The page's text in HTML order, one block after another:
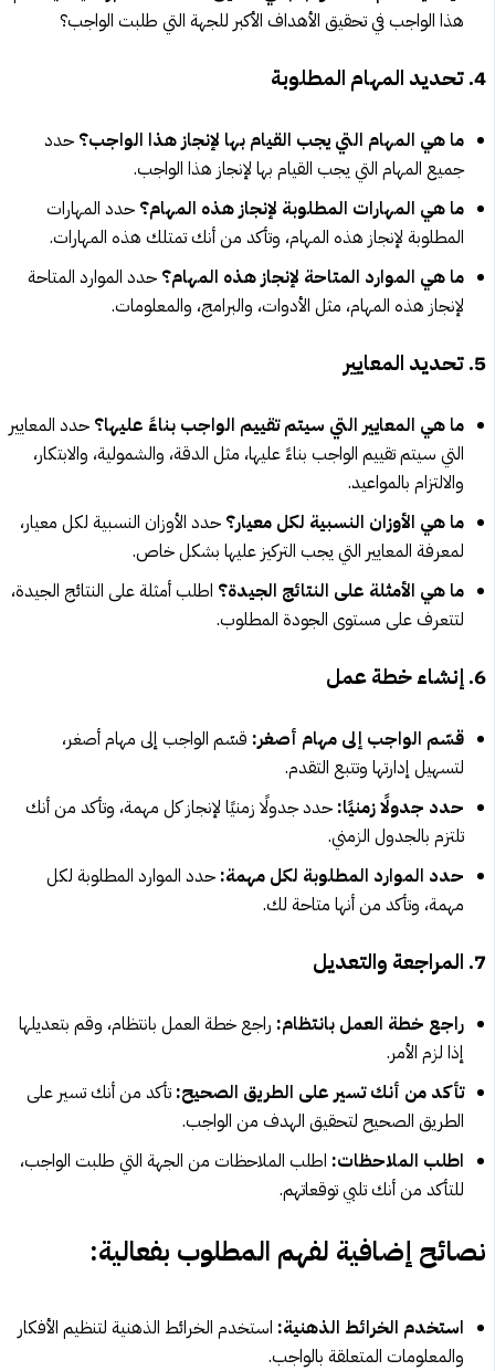
هذا الواجب في تحقيق الأهداف الأكبر للجهة التي طلبت الواجب؟
4. تحديد المهام المطلوبة
ما هي المهام التي يجب القيام بها لإنجاز هذا الواجب؟ حدد
جميع المهام التي يجب القيام بها لإنجاز هذا الواجب.
ما هي المهارات المطلوبة لإنجاز هذه المهام؟ حدد المهارات
المطلوبة لإنجاز هذه المهام، وتأكد من أنك تمتلك هذه المهارات.
ما هي الموارد المتاحة لإنجاز هذه المهام؟ حدد الموارد المتاحة
لإنجاز هذه المهام، مثل الأدوات، والبرامج، والمعلومات.
5. تحديد المعايير
ما هي المعايير التي سيتم تقييم الواجب بناءً عليها؟ حدد المعايير
التي سيتم تقييم الواجب بناءً عليها، مثل الدقة، والشمولية، والابتكار،
والالتزام بالمواعيد.
ما هي الأوزان النسبية لكل معيار؟ حدد الأوزان النسبية لكل معيار،
لمعرفة المعايير التي يجب التركيز عليها بشكل خاص.
ما هي الأمثلة على النتائج الجيدة؟ اطلب أمثلة على النتائج الجيدة،
لتتعرف على مستوى الجودة المطلوب.
6. إنشاء خطة عمل
قسّم الواجب إلى مهام أصغر: قسّم الواجب إلى مهام أصغر،
لتسهيل إدارتها وتتبع التقدم.
حدد جدولًا زمنيًا: حدد جدولًا زمنيًا لإنجاز كل مهمة، وتأكد من أنك
تلتزم بالجدول الزمني.
حدد الموارد المطلوبة لكل مهمة: حدد الموارد المطلوبة لكل
مهمة، وتأكد من أنها متاحة لك.
7. المراجعة والتعديل
راجع خطة العمل بانتظام: راجع خطة العمل بانتظام، وقم بتعديلها
إذا لزم الأمر.
تأكد من أنك تسير على الطريق الصحيح: تأكد من أنك تسير على
الطريق الصحيح لتحقيق الهدف من الواجب.
اطلب الملاحظات: اطلب الملاحظات من الجهة التي طلبت الواجب،
للتأكد من أنك تلبي توقعاتهم.
نصائح إضافية لفهم المطلوب بفعالية:
استخدم الخرائط الذهنية: استخدم الخرائط الذهنية لتنظيم الأفكار
والمعلومات المتعلقة بالواجب.